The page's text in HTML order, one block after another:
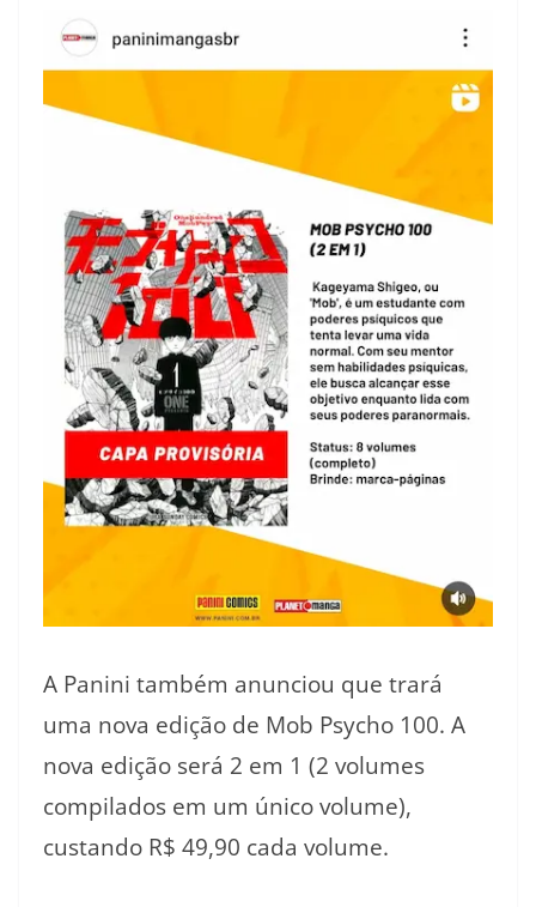
A Panini também anunciou que trará
uma nova edição de Mob Psycho 100. A
nova edição será 2 em 1 (2 volumes
compilados em um único volume),
custando R$ 49,90 cada volume.